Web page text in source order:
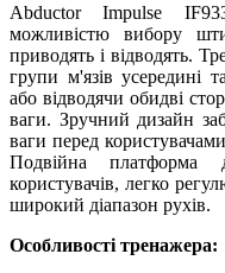
Abductor Impulse
можливістю вибору
приводять і відводять.
групи м'язів усередині
або відводячи обидві
ваги. Зручний дизайн
ваги перед
Подвійна платформа
користувачів, легко
широкий діапазон рухів.
Особливості тренажера: